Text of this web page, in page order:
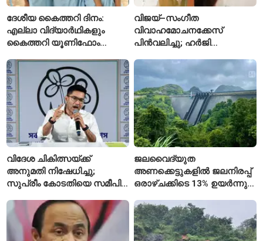
ദേശീയ കൈത്തറി ദിനം:
എല്ലാ വിദ്യാർഥികളും
കൈത്തറി യൂണിഫോം
സ്കൂൾ വേറിട്ട മാതൃക
വിജയ്–സംഗീത
വിവാഹമോചനക്കേസ്
പിൻവലിച്ചു; ഹർജി
അവസാനിപ്പിച്ച് കോടതി
വിദേശ ചികിത്സയ്ക്ക്
അനുമതി നിഷേധിച്ചു;
സുപ്രീം കോടതിയെ സമീപിച്ച്
ജലവൈദ്യുത
അണക്കെട്ടുകളിൽ ജലനിരപ്പ്
ഒരാഴ്ചക്കിടെ 13% ഉയർന്നു;
ഇപ്പോഴും കുറവ്